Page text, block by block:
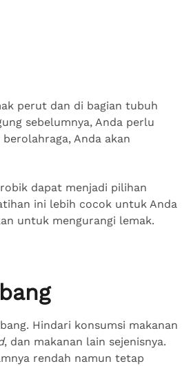
perut dan di bagian tubuh
sebelumnya, Anda perlu
Anda akan
dapat menjadi pilihan
ini lebih cocok untuk Anda
untuk mengurangi lemak.
Hindari konsumsi makanan
, dan makanan lain sejenisnya.
rendah namun tetap